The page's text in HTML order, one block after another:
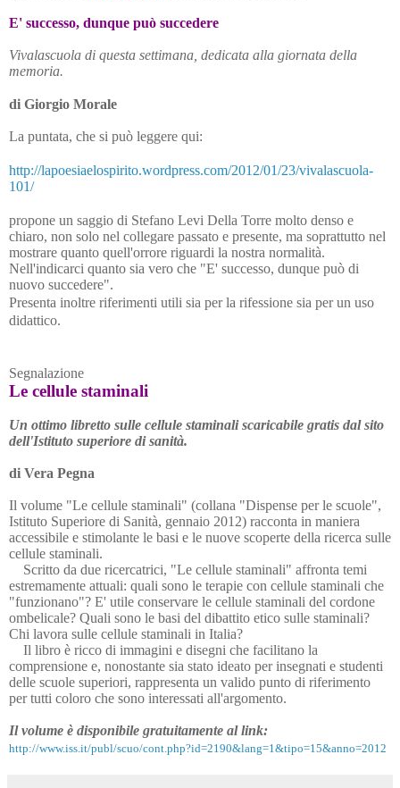
E' successo, dunque può succedere
Vivalascuola di questa settimana, dedicata alla giornata della
memoria.
di Giorgio Morale
La puntata, che si può leggere qui:
http://lapoesiaelospirito.wordpress.com/2012/01/23/vivalascuola-
101/
propone un saggio di Stefano Levi Della Torre molto denso e
chiaro, non solo nel collegare passato e presente, ma soprattutto nel
mostrare quanto quell'orrore riguardi la nostra normalità.
Nell'indicarci quanto sia vero che "E' successo, dunque può di
nuovo succedere".
Presenta inoltre riferimenti utili sia per la rifessione sia per un uso
didattico.
Segnalazione
Le cellule staminali
Un ottimo libretto sulle cellule staminali scaricabile gratis dal sito
dell'Istituto superiore di sanità.
di Vera Pegna
Il volume "Le cellule staminali" (collana "Dispense per le scuole",
Istituto Superiore di Sanità, gennaio 2012) racconta in maniera
accessibile e stimolante le basi e le nuove scoperte della ricerca sulle
cellule staminali.
Scritto da due ricercatrici, "Le cellule staminali" affronta temi
estremamente attuali: quali sono le terapie con cellule staminali che
"funzionano"? E' utile conservare le cellule staminali del cordone
ombelicale? Quali sono le basi del dibattito etico sulle staminali?
Chi lavora sulle cellule staminali in Italia?
Il libro è ricco di immagini e disegni che facilitano la
comprensione e, nonostante sia stato ideato per insegnati e studenti
delle scuole superiori, rappresenta un valido punto di riferimento
per tutti coloro che sono interessati all'argomento.
Il volume è disponibile gratuitamente al link:
http://www.iss.it/publ/scuo/cont.php?id=2190&lang=1&tipo=15&anno=2012